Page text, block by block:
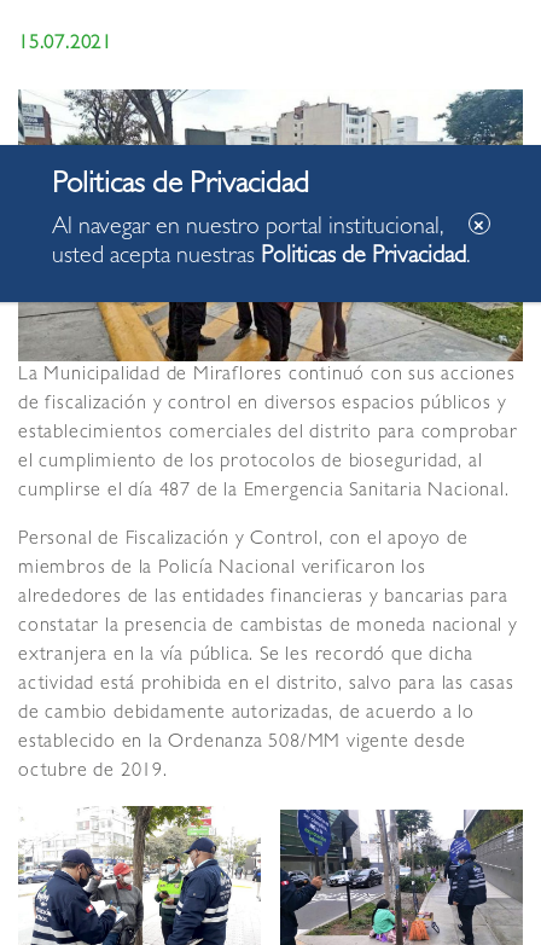
15.07.2021
La Municipalidad de Miraflores continuó con sus acciones
de fiscalización y control en diversos espacios públicos y
establecimientos comerciales del distrito para comprobar
el cumplimiento de los protocolos de bioseguridad, al
cumplirse el día 487 de la Emergencia Sanitaria Nacional.
Personal de Fiscalización y Control, con el apoyo de
miembros de la Policía Nacional verificaron los
alrededores de las entidades financieras y bancarias para
constatar la presencia de cambistas de moneda nacional y
extranjera en la vía pública. Se les recordó que dicha
actividad está prohibida en el distrito, salvo para las casas
de cambio debidamente autorizadas, de acuerdo a lo
establecido en la Ordenanza 508/MM vigente desde
octubre de 2019.
Al navegar en nuestro portal institucional,
usted acepta nuestras Politicas de Privacidad.